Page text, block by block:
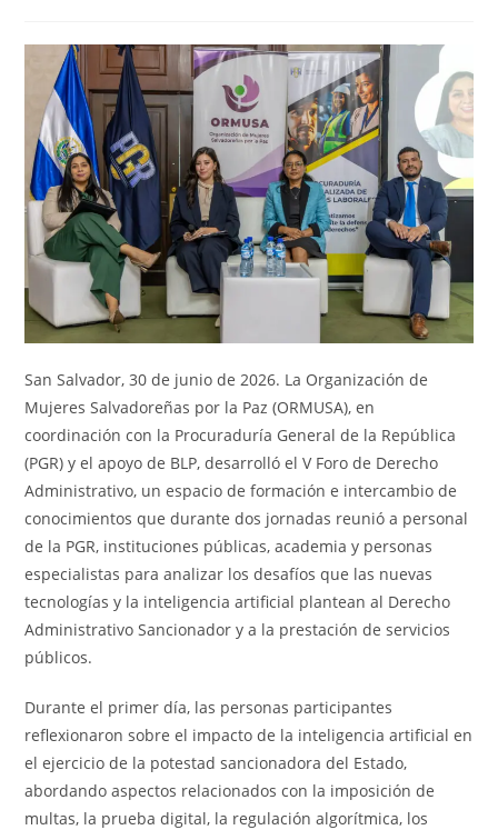
San Salvador, 30 de junio de 2026. La Organización de
Mujeres Salvadoreñas por la Paz (ORMUSA), en
coordinación con la Procuraduría General de la República
(PGR) y el apoyo de BLP, desarrolló el V Foro de Derecho
Administrativo, un espacio de formación e intercambio de
conocimientos que durante dos jornadas reunió a personal
de la PGR, instituciones públicas, academia y personas
especialistas para analizar los desafíos que las nuevas
tecnologías y la inteligencia artificial plantean al Derecho
Administrativo Sancionador y a la prestación de servicios
públicos.
Durante el primer día, las personas participantes
reflexionaron sobre el impacto de la inteligencia artificial en
el ejercicio de la potestad sancionadora del Estado,
abordando aspectos relacionados con la imposición de
multas, la prueba digital, la regulación algorítmica, los